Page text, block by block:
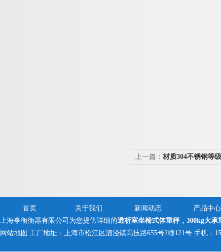
上一篇： 材质304不锈钢等
首页 关于我们 新闻动态
产品中心
上海亭衡衡器有限公司为您提供详细的透析室坐椅式体重秤，300kg大承
网站地图 工厂地址：上海市松江区泗泾镇高技路655号2幢121号 手机：